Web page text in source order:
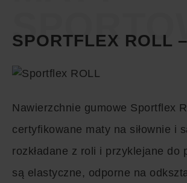
SPORTFLEX ROLL
Nawierzchnie gumowe Sportflex
certyfikowane maty na siłownie i
rozkładane z roli i przyklejane do
są elastyczne, odporne na